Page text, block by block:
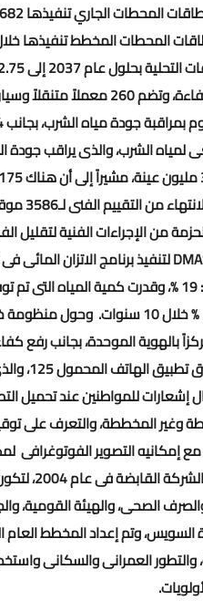
عام 2037 إلى 2.75 مليون م3/يوم
لمياه الشرب، والذى يراقب جودة
لحزمة من الإجراءات الفنية
.
وتم تطوير 80 مركزاً بالهوية
إشعارات للمواطنين عند تحميل
وغير المخططة، والتعرف على
مع إمكانيه التصوير
مياه
الصحى، والهيئة القومية،
العمرانى والسكانى
.